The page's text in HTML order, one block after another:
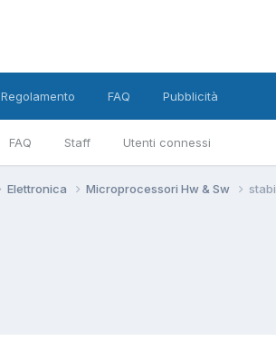
FAQ Staff Utenti connessi
Regolamento FAQ Pubblicità
Elettronica Microprocessori Hw & Sw